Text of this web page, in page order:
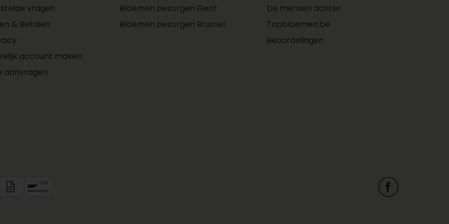
is
vragen
& Betalen
account maken
aanvragen
Bloemen bezorgen Gent
Bloemen bezorgen Brussel
De mensen achter
Topbloemen.be
Beoordelingen